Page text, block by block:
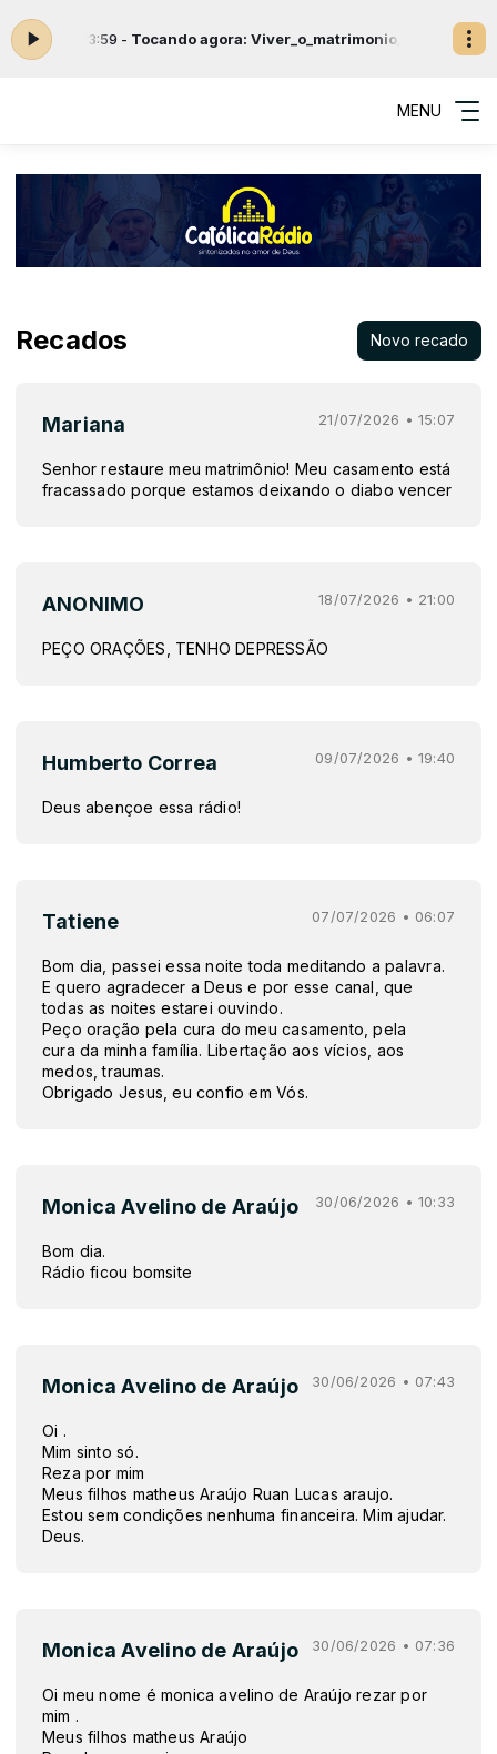
23:59 - Tocando agora:
MENU
Recados Novo recado
Mariana 21/07/2026 • 15:07
Senhor restaure meu matrimônio! Meu casamento está
fracassado porque estamos deixando o diabo vencer
ANONIMO 18/07/2026 • 21:00
PEÇO ORAÇÕES, TENHO DEPRESSÃO
Humberto Correa 09/07/2026 • 19:40
Deus abençoe essa rádio!
Tatiene 07/07/2026 • 06:07
Bom dia, passei essa noite toda meditando a palavra.
E quero agradecer a Deus e por esse canal, que
todas as noites estarei ouvindo.
Peço oração pela cura do meu casamento, pela
cura da minha família. Libertação aos vícios, aos
medos, traumas.
Obrigado Jesus, eu confio em Vós.
Monica Avelino de Araújo 30/06/2026 • 10:33
Bom dia.
Rádio ficou bomsite
Monica Avelino de Araújo 30/06/2026 • 07:43
Oi .
Mim sinto só.
Reza por mim
Meus filhos matheus Araújo Ruan Lucas araujo.
Estou sem condições nenhuma financeira. Mim ajudar.
Deus.
Monica Avelino de Araújo 30/06/2026 • 07:36
Oi meu nome é monica avelino de Araújo rezar por
mim .
Meus filhos matheus Araújo